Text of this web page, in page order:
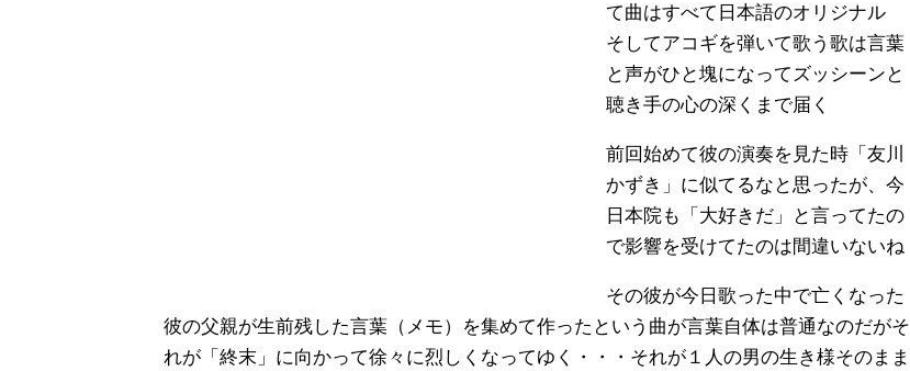
て曲はすべて日本語のオリジナル
そしてアコギを弾いて歌う歌は言葉
と声がひと塊になってズッシーンと
聴き手の心の深くまで届く
前回始めて彼の演奏を見た時「友川
かずき」に似てるなと思ったが、今
日本院も「大好きだ」と言ってたの
で影響を受けてたのは間違いないね
その彼が今日歌った中で亡くなった
彼の父親が生前残した言葉（メモ）を集めて作ったという曲が言葉自体は普通なのだがそ
れが「終末」に向かって徐々に烈しくなってゆく・・・それが１人の男の生き様そのまま